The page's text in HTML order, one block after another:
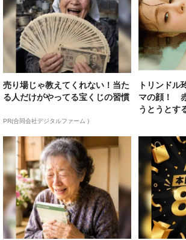
売り場じゃ教えてくれない！当た
る人だけがやってる宝くじの習慣
PR(合同会社デジタルファーム )
トリンドル
マの顔！
うとうとす